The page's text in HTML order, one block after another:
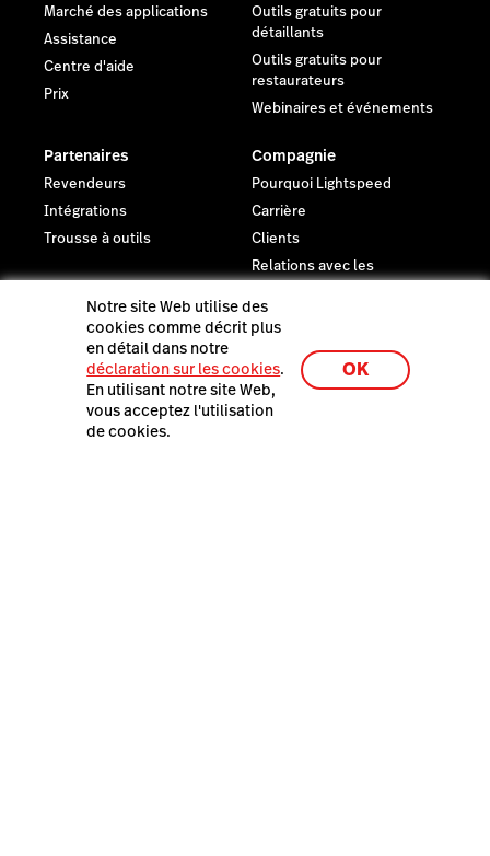
Marché des applications
Assistance
Centre d'aide
Prix
Outils gratuits pour
détaillants
Outils gratuits pour
restaurateurs
Webinaires et événements
Partenaires
Revendeurs
Intégrations
Trousse à outils
Compagnie
Pourquoi Lightspeed
Carrière
Clients
Relations avec les
investisseurs
Actualités
Juridique
Centre de confiance
Dernières Ressources
Notre site Web utilise des
cookies comme décrit plus
en détail dans notre
déclaration sur les cookies.
En utilisant notre site Web,
vous acceptez l'utilisation
de cookies.
OK